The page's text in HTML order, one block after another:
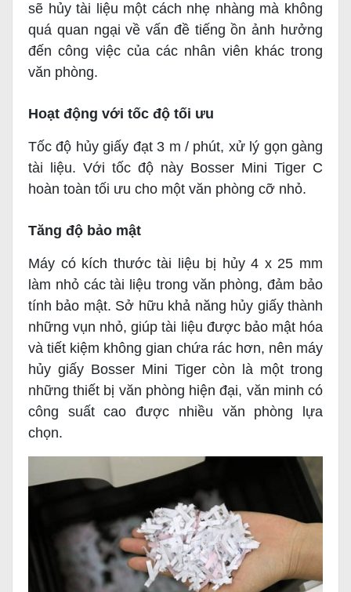
sẽ hủy tài liệu một cách nhẹ nhàng mà không
quá quan ngại về vấn đề tiếng ồn ảnh hưởng
đến công việc của các nhân viên khác trong
văn phòng.
Hoạt động với tốc độ tối ưu
Tốc độ hủy giấy đạt 3 m / phút, xử lý gọn gàng
tài liệu. Với tốc độ này Bosser Mini Tiger C
hoàn toàn tối ưu cho một văn phòng cỡ nhỏ.
Tăng độ bảo mật
Máy có kích thước tài liệu bị hủy 4 x 25 mm
làm nhỏ các tài liệu trong văn phòng, đảm bảo
tính bảo mật. Sở hữu khả năng hủy giấy thành
những vụn nhỏ, giúp tài liệu được bảo mật hóa
và tiết kiệm không gian chứa rác hơn, nên máy
hủy giấy Bosser Mini Tiger còn là một trong
những thiết bị văn phòng hiện đại, văn minh có
công suất cao được nhiều văn phòng lựa
chọn.